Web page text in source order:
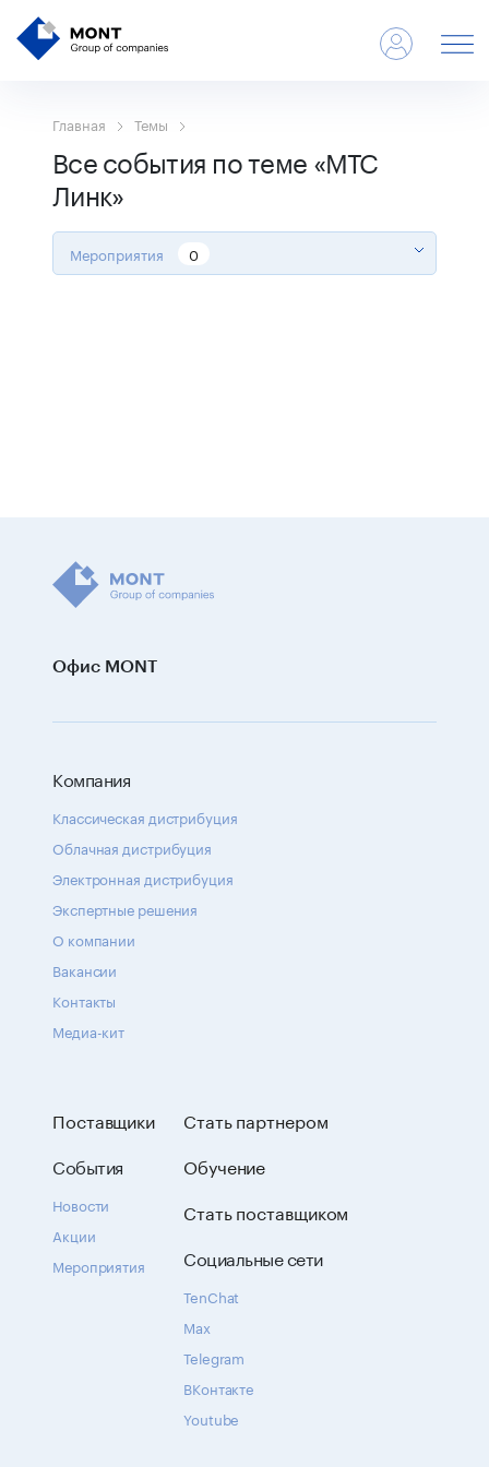
Главная Темы
Все события по теме «МТС
Линк»
Мероприятия 0
Офис MONT
Компания
Классическая дистрибуция
Облачная дистрибуция
Электронная дистрибуция
Экспертные решения
О компании
Вакансии
Контакты
Медиа-кит
Поставщики
События
Новости
Акции
Мероприятия
Стать партнером
Обучение
Стать поставщиком
Социальные сети
TenChat
Max
Telegram
ВКонтакте
Youtube